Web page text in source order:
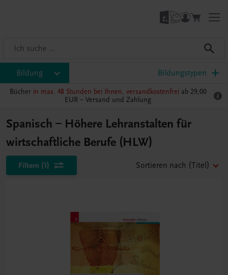
Bildung Bildungstypen
Bücher in max. 48 Stunden bei Ihnen, versandkostenfrei ab 29,00
EUR – Versand und Zahlung
Spanisch – Höhere Lehranstalten für
wirtschaftliche Berufe (HLW)
Filtern (1) Sortieren nach (Titel)